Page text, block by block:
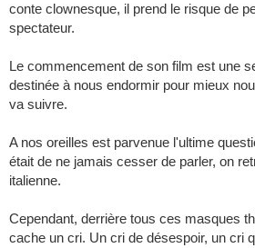
conte clownesque, il prend le risque de
spectateur.
Le commencement de son film est une
destinée à nous endormir pour mieux
va suivre.
A nos oreilles est parvenue l'ultime
était de ne jamais cesser de parler, on
italienne.
Cependant, derrière tous ces masques
cache un cri. Un cri de désespoir, un cri